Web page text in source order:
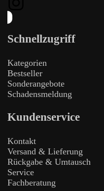
Schnellzugriff
Kategorien
Bestseller
Sonderangebote
Schadensmeldung
Kundenservice
Kontakt
Versand & Lieferung
Rückgabe & Umtausch
Service
Fachberatung